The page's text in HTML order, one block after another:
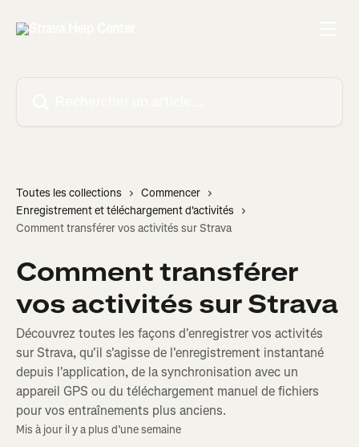
Toutes les collections
Commencer
Enregistrement et téléchargement d'activités
Comment transférer vos activités sur Strava
Comment transférer
vos activités sur Strava
Découvrez toutes les façons d'enregistrer vos activités
sur Strava, qu'il s'agisse de l'enregistrement instantané
depuis l'application, de la synchronisation avec un
appareil GPS ou du téléchargement manuel de fichiers
pour vos entraînements plus anciens.
Mis à jour il y a plus d’une semaine